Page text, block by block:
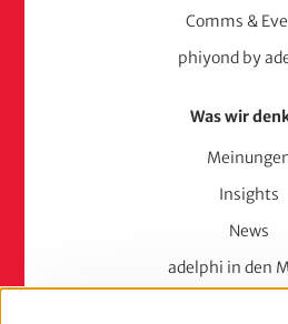
Comms &
phiyond by
Was wir
Insights
News
adelphi in den